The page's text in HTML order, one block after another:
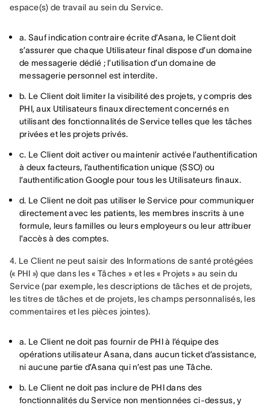
espace(s) de travail au sein du Service.
a. Sauf indication contraire écrite d’Asana, le Client doit
s’assurer que chaque Utilisateur final dispose d’un domaine
de messagerie dédié ; l’utilisation d’un domaine de
messagerie personnel est interdite.
b. Le Client doit limiter la visibilité des projets, y compris des
PHI, aux Utilisateurs finaux directement concernés en
utilisant des fonctionnalités de Service telles que les tâches
privées et les projets privés.
c. Le Client doit activer ou maintenir activée l’authentification
à deux facteurs, l’authentification unique (SSO) ou
l’authentification Google pour tous les Utilisateurs finaux.
d. Le Client ne doit pas utiliser le Service pour communiquer
directement avec les patients, les membres inscrits à une
formule, leurs familles ou leurs employeurs ou leur attribuer
l’accès à des comptes.
4. Le Client ne peut saisir des Informations de santé protégées
(« PHI ») que dans les « Tâches » et les « Projets » au sein du
Service (par exemple, les descriptions de tâches et de projets,
les titres de tâches et de projets, les champs personnalisés, les
commentaires et les pièces jointes).
a. Le Client ne doit pas fournir de PHI à l’équipe des
opérations utilisateur Asana, dans aucun ticket d’assistance,
ni aucune partie d’Asana qui n’est pas une Tâche.
b. Le Client ne doit pas inclure de PHI dans des
fonctionnalités du Service non mentionnées ci-dessus, y